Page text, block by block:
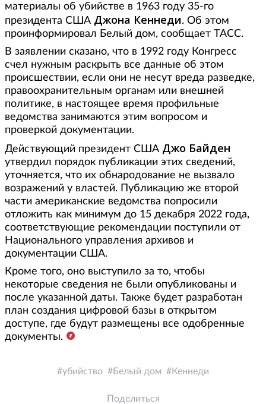
материалы об убийстве в 1963 году 35-го
президента США Джона Кеннеди. Об этом
проинформировал Белый дом, сообщает ТАСС.
В заявлении сказано, что в 1992 году Конгресс
счел нужным раскрыть все данные об этом
происшествии, если они не несут вреда разведке,
правоохранительным органам или внешней
политике, в настоящее время профильные
ведомства занимаются этим вопросом и
проверкой документации.
Действующий президент США Джо Байден
утвердил порядок публикации этих сведений,
уточняется, что их обнародование не вызвало
возражений у властей. Публикацию же второй
части американские ведомства попросили
отложить как минимум до 15 декабря 2022 года,
соответствующие рекомендации поступили от
Национального управления архивов и
документации США.
Кроме того, оно выступило за то, чтобы
некоторые сведения не были опубликованы и
после указанной даты. Также будет разработан
план создания цифровой базы в открытом
доступе, где будут размещены все одобренные
документы.
убийство Белый дом Кеннеди
Поделиться